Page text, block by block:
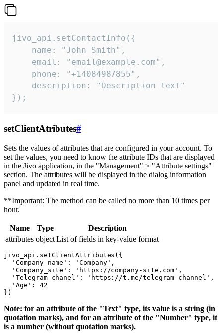
jivo_api.setContactInfo({
    name: "John Smith",
    email: "email@example.com",
    phone: "+14084987855",
    description: "Description text"
});
setClientAtributes#
Sets the values ​​of attributes that are configured in your account. To
set the values, you need to know the attribute IDs that are displayed
in the Jivo application, in the "Management" > "Attribute settings"
section. The attributes will be displayed in the dialog information
panel and updated in real time.
**Important: The method can be called no more than 10 times per
hour.
Name Type
Description
attributes object List of fields in key-value format
jivo_api.setClientAttributes({
  'Company_name': 'Company',
  'Company_site': 'https://company-site.com',
  'Telegram_chanel': 'https://t.me/telegram-channel',
  'Age': 42
Note: for an attribute of the "Text" type, its value is a string (in
quotation marks), and for an attribute of the "Number" type, it
is a number (without quotation marks).